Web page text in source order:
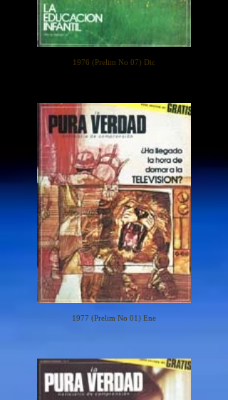
1976 (Prelim No 07) Dic
1977 (Prelim No 01) Ene